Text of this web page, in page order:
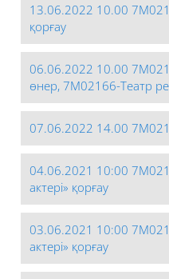
13.06.2022 10.00
қорғау
06.06.2022 10.00
өнер, 7М02166-Театр
07.06.2022 14.00
04.06.2021 10:00
актері» қорғау
03.06.2021 10:00
актері» қорғау